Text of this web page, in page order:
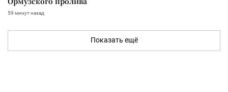
59 минут назад
Показать ещё